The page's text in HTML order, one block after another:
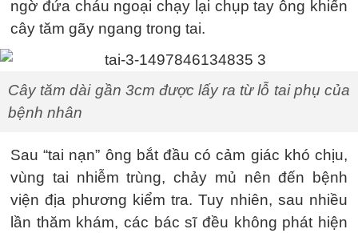
ngờ đứa cháu ngoại chạy lại chụp tay ông khiến
cây tăm gãy ngang trong tai.
Cây tăm dài gần 3cm được lấy ra từ lỗ tai phụ của
bệnh nhân
Sau “tai nạn” ông bắt đầu có cảm giác khó chịu,
vùng tai nhiễm trùng, chảy mủ nên đến bệnh
viện địa phương kiểm tra. Tuy nhiên, sau nhiều
lần thăm khám, các bác sĩ đều không phát hiện